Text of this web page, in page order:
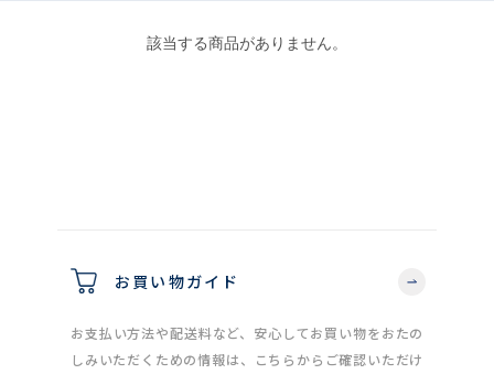
該当する商品がありません。
お買い物ガイド
お支払い方法や配送料など、安心してお買い物をおたの
しみいただくための情報は、こちらからご確認いただけ